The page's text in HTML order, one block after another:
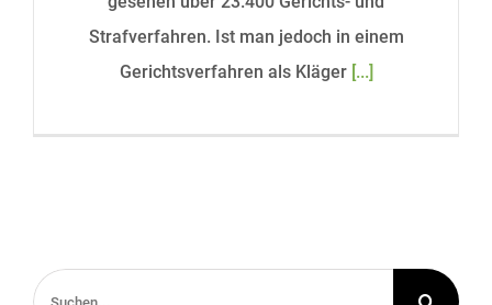
Strafverfahren. Ist man jedoch in einem
Gerichtsverfahren als Kläger [...]
Suche